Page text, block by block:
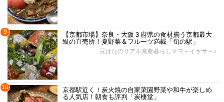
9
【京都市場】奈良・大阪３府県の食材揃う京都最大
級の直売所！夏野菜＆フルーツ満載「旬の駅」
豆はなのリアル京都暮らし☆ヨ～イヤサ～♪
10
京都駅近く！炭火焼の自家菜園野菜や和牛が楽しめ
る人気店！朝食も評判「炭棲堂」